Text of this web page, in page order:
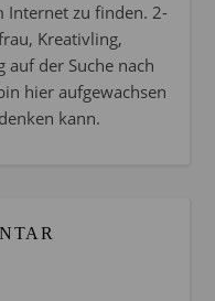
Internet zu finden. 2-
Kreativling,
der Suche nach
hier aufgewachsen
kann.